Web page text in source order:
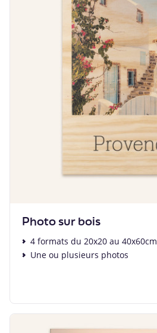
Photo sur bois
4 formats du 20x20 au 40x60cm
Une ou plusieurs photos